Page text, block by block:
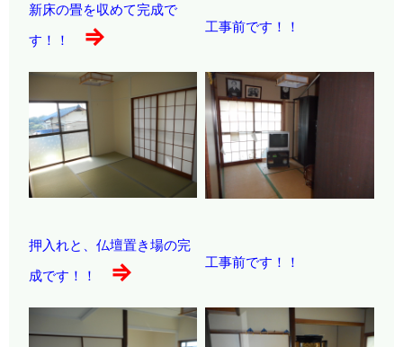
新床の畳を収めて完成で
す！！
⇒ 工事前です！！
押入れと、仏壇置き場の完
成です！！
⇒ 工事前です！！